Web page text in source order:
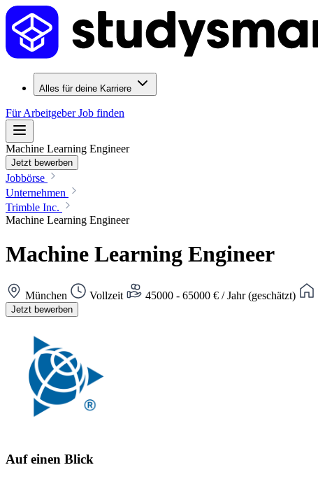
Alles für deine Karriere
Für ArbeitgeberJob finden
Machine Learning Engineer
Jetzt bewerben
Jobbörse
Unternehmen
Trimble Inc.
Machine Learning Engineer
Machine Learning Engineer
München Vollzeit 45000 - 65000 € / Jahr (geschätzt)
Jetzt bewerben
Auf einen Blick